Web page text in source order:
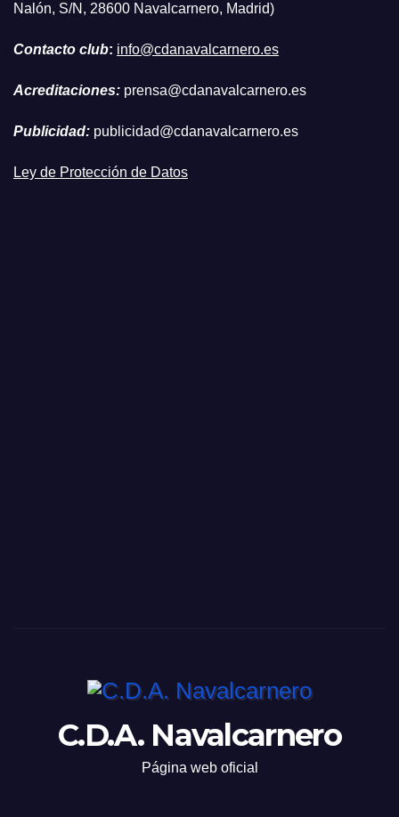
Nalón, S/N, 28600 Navalcarnero, Madrid)
Contacto club: info@cdanavalcarnero.es
Acreditaciones: prensa@cdanavalcarnero.es
Publicidad: publicidad@cdanavalcarnero.es
Ley de Protección de Datos
C.D.A. Navalcarnero
Página web oficial